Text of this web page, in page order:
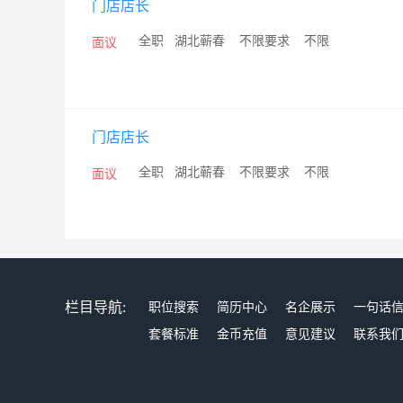
门店店长
面议 全职 湖北蕲春 不限要求 不限
门店店长
面议 全职 湖北蕲春 不限要求 不限
栏目导航: 职位搜索 简历中心 名企展示
一句话
套餐标准
金币充值 意见建议 联系我们